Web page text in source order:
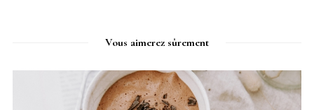
Vous aimerez sûrement